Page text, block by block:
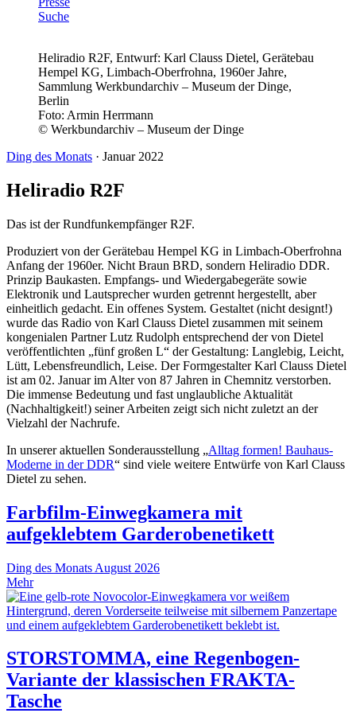
Suche
Heliradio R2F, Entwurf: Karl Clauss Dietel, Gerätebau
Hempel KG, Limbach-Oberfrohna, 1960er Jahre,
Sammlung Werkbundarchiv – Museum der Dinge,
Berlin
Foto: Armin Herrmann
© Werkbundarchiv – Museum der Dinge
Ding des Monats · Januar 2022
Heliradio R2F
Das ist der Rundfunkempfänger R2F.
Produziert von der Gerätebau Hempel KG in Limbach-Oberfrohna
Anfang der 1960er. Nicht Braun BRD, sondern Heliradio DDR.
Prinzip Baukasten. Empfangs- und Wiedergabegeräte sowie
Elektronik und Lautsprecher wurden getrennt hergestellt, aber
einheitlich gedacht. Ein offenes System. Gestaltet (nicht designt!)
wurde das Radio von Karl Clauss Dietel zusammen mit seinem
kongenialen Partner Lutz Rudolph entsprechend der von Dietel
veröffentlichten „fünf großen L“ der Gestaltung: Langlebig, Leicht,
Lütt, Lebensfreundlich, Leise. Der Formgestalter Karl Clauss Dietel
ist am 02. Januar im Alter von 87 Jahren in Chemnitz verstorben.
Die immense Bedeutung und fast unglaubliche Aktualität
(Nachhaltigkeit!) seiner Arbeiten zeigt sich nicht zuletzt an der
Vielzahl der Nachrufe.
In unserer aktuellen Sonderausstellung „Alltag formen! Bauhaus-
Moderne in der DDR“ sind viele weitere Entwürfe von Karl Clauss
Dietel zu sehen.
Farbfilm-Einwegkamera mit
aufgeklebtem Garderobenetikett
Ding des Monats August 2026
Mehr
STORSTOMMA, eine Regenbogen-
Variante der klassischen FRAKTA-
Tasche